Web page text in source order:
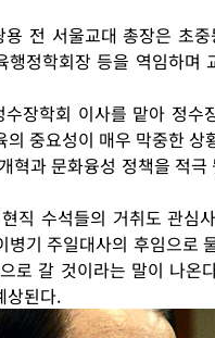
전 서울교대 총장은 초
행정학회장 등을 역임하며
장학회 이사를 맡아 정수
중요성이 매우 막중한
혁과 문화융성 정책을 적
직 수석들의 거취도 관심
기 주일대사의 후임으로
로 갈 것이라는 말이 나온
상된다.